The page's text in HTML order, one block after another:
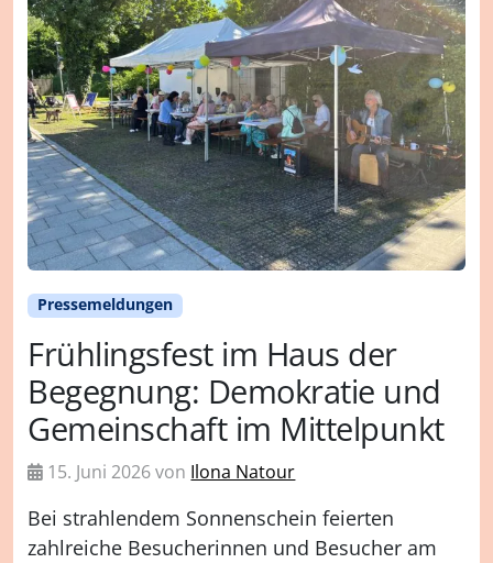
Pressemeldungen
Frühlingsfest im Haus der
Begegnung: Demokratie und
Gemeinschaft im Mittelpunkt
15. Juni 2026von Ilona Natour
Bei strahlendem Sonnenschein feierten
zahlreiche Besucherinnen und Besucher am